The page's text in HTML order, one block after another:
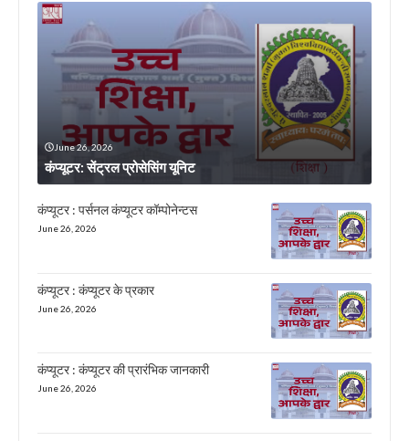
June 26, 2026
कंप्यूटर: सेंट्रल प्रोसेसिंग यूनिट
कंप्यूटर : पर्सनल कंप्यूटर कॉम्पोनेन्टस
June 26, 2026
कंप्यूटर : कंप्यूटर के प्रकार
June 26, 2026
कंप्यूटर : कंप्यूटर की प्रारंभिक जानकारी
June 26, 2026